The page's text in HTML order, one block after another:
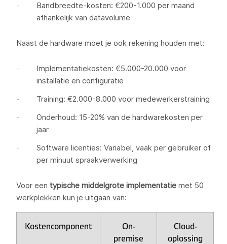
Bandbreedte-kosten: €200-1.000 per maand
afhankelijk van datavolume
Naast de hardware moet je ook rekening houden met:
Implementatiekosten: €5.000-20.000 voor
installatie en configuratie
Training: €2.000-8.000 voor medewerkerstraining
Onderhoud: 15-20% van de hardwarekosten per
jaar
Software licenties: Variabel, vaak per gebruiker of
per minuut spraakverwerking
Voor een typische middelgrote implementatie met 50
werkplekken kun je uitgaan van:
Kostencomponent
On-
premise
Cloud-
oplossing